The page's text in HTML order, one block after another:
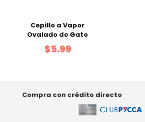
Cepillo a Vapor
Ovalado de Gato
$5.99
Compra con crédito directo